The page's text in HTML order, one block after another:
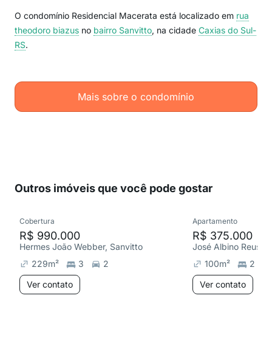
O condomínio Residencial Macerata está localizado em rua
theodoro biazus no bairro Sanvitto, na cidade Caxias do Sul-
RS.
Mais sobre o condomínio
Outros imóveis que você pode gostar
Cobertura
R$ 990.000
Hermes João Webber, Sanvitto
229m² 3
2
Ver contato
Apartamento
R$ 375.000
José Albino Reuse,
100m²
2
Ver contato